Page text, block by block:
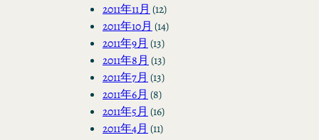
2011年11月 (12)
2011年10月 (14)
2011年9月 (13)
2011年8月 (13)
2011年7月 (13)
2011年6月 (8)
2011年5月 (16)
2011年4月 (11)